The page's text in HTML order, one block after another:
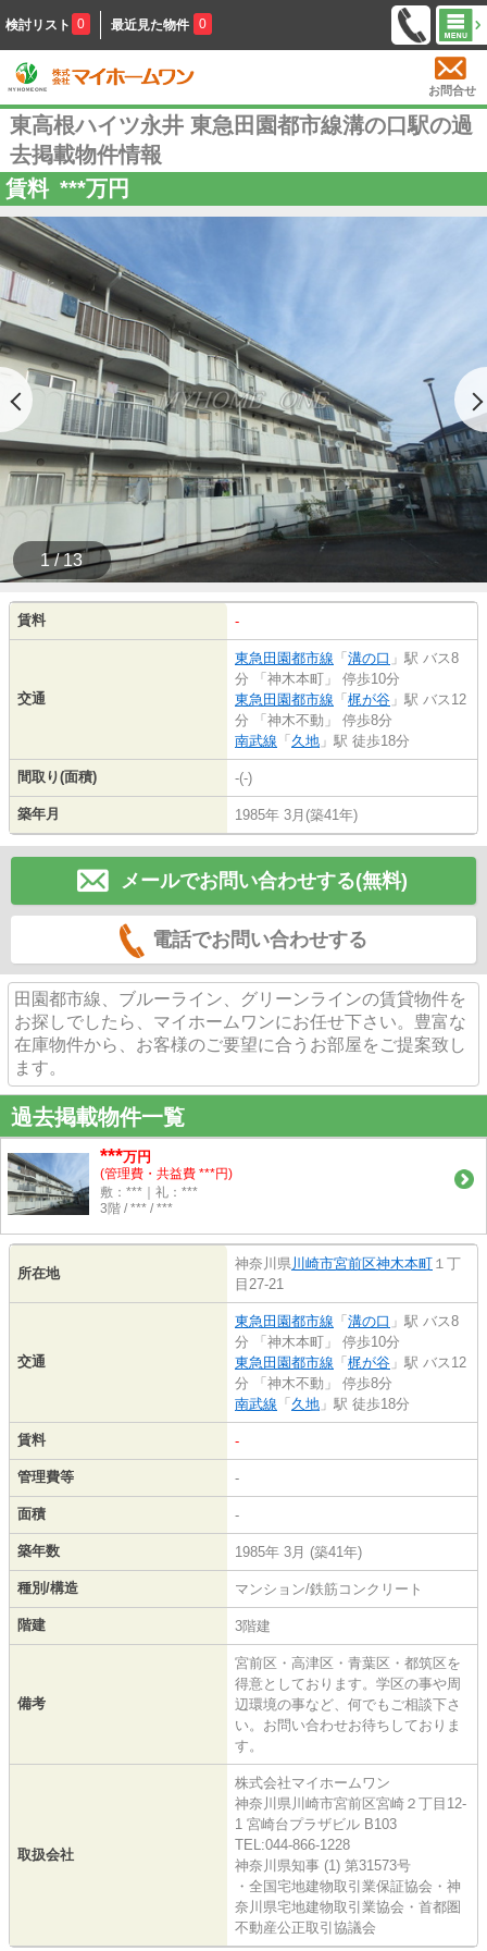
検討リスト 0 最近見た物件 0
お問合せ
東高根ハイツ永井 東急田園都市線溝の口駅の過
去掲載物件情報
賃料 ***万円
1 / 13
賃料 -
交通
東急田園都市線 「 溝の口 」駅 バス8
分 「神木本町」 停歩10分
東急田園都市線 「 梶が谷 」駅 バス12
分 「神木不動」 停歩8分
南武線 「 久地 」駅 徒歩18分
間取り(面積) -(-)
築年月 1985年 3月(築41年)
メールでお問い合わせする(無料)
電話でお問い合わせする
田園都市線、ブルーライン、グリーンラインの賃貸物件を
お探しでしたら、マイホームワンにお任せ下さい。豊富な
在庫物件から、お客様のご要望に合うお部屋をご提案致し
ます。
過去掲載物件一覧
***万円
(管理費・共益費 ***円)
敷：***｜礼：***
3階 / *** / ***
所在地
神奈川県川崎市宮前区神木本町 １丁
目27-21
交通
東急田園都市線 「 溝の口 」駅 バス8
分 「神木本町」 停歩10分
東急田園都市線 「 梶が谷 」駅 バス12
分 「神木不動」 停歩8分
南武線 「 久地 」駅 徒歩18分
賃料 -
管理費等 -
面積 -
築年数 1985年 3月 (築41年)
種別/構造 マンション/鉄筋コンクリート
階建 3階建
備考
宮前区・高津区・青葉区・都筑区を
得意としております。学区の事や周
辺環境の事など、何でもご相談下さ
い。お問い合わせお待ちしておりま
す。
取扱会社
株式会社マイホームワン
神奈川県川崎市宮前区宮崎２丁目12-
1 宮崎台プラザビル B103
TEL:044-866-1228
神奈川県知事 (1) 第31573号
・全国宅地建物取引業保証協会・神
奈川県宅地建物取引業協会・首都圏
不動産公正取引協議会